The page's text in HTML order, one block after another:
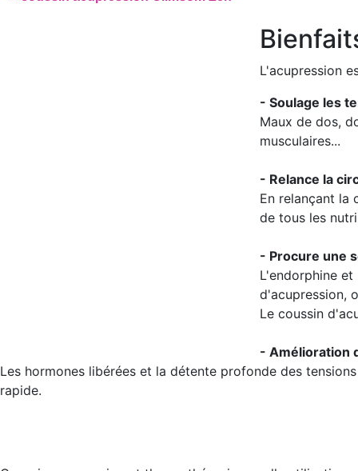
L'acupression
- Soulage les
Maux de dos,
musculaires...
- Relance la
En relançant la
de tous les
- Procure une
L'endorphine
d'acupression,
Le coussin
- Amélioration
Les hormones libérées et la détente profonde des
rapide.